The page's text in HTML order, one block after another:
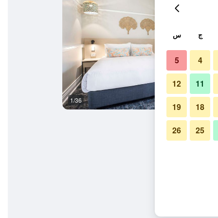
1/36
ج س
4
5
11
12
18
19
25
26